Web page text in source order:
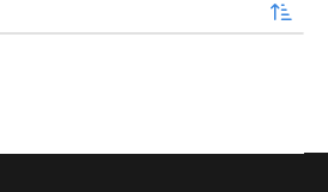
enviar